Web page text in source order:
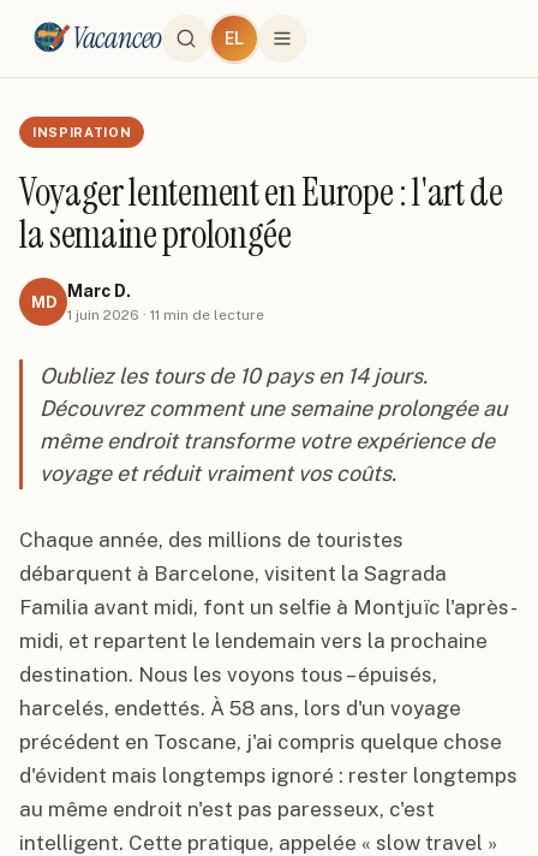
Vacanceo EL
INSPIRATION
Voyager lentement en Europe : l'art de
la semaine prolongée
MD
Marc D.
1 juin 2026 · 11 min de lecture
Oubliez les tours de 10 pays en 14 jours.
Découvrez comment une semaine prolongée au
même endroit transforme votre expérience de
voyage et réduit vraiment vos coûts.
Chaque année, des millions de touristes
débarquent à Barcelone, visitent la Sagrada
Familia avant midi, font un selfie à Montjuïc l'après-
midi, et repartent le lendemain vers la prochaine
destination. Nous les voyons tous – épuisés,
harcelés, endettés. À 58 ans, lors d'un voyage
précédent en Toscane, j'ai compris quelque chose
d'évident mais longtemps ignoré : rester longtemps
au même endroit n'est pas paresseux, c'est
intelligent. Cette pratique, appelée « slow travel »